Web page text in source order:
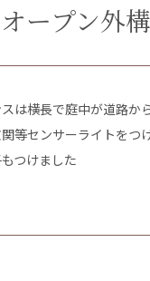
オープン外構
は横長で庭中が道路か
等センサーライトをつ
つけました